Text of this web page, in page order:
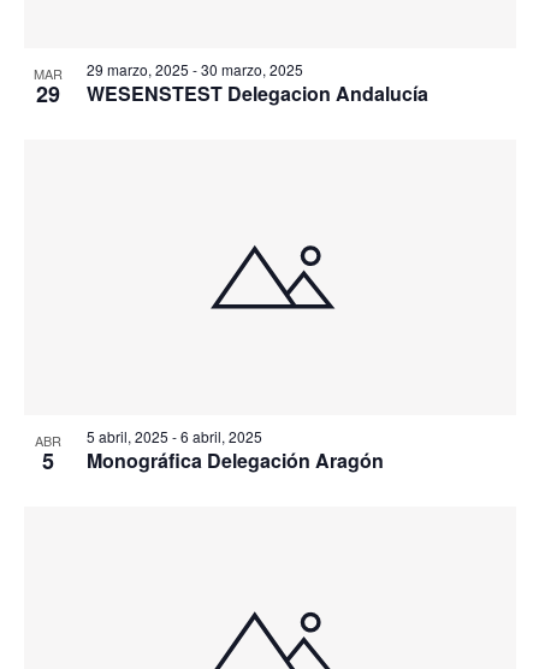
MAR
29
29 marzo, 2025 -30 marzo, 2025
WESENSTEST Delegacion Andalucía
ABR
5
5 abril, 2025 -6 abril, 2025
Monográfica Delegación Aragón